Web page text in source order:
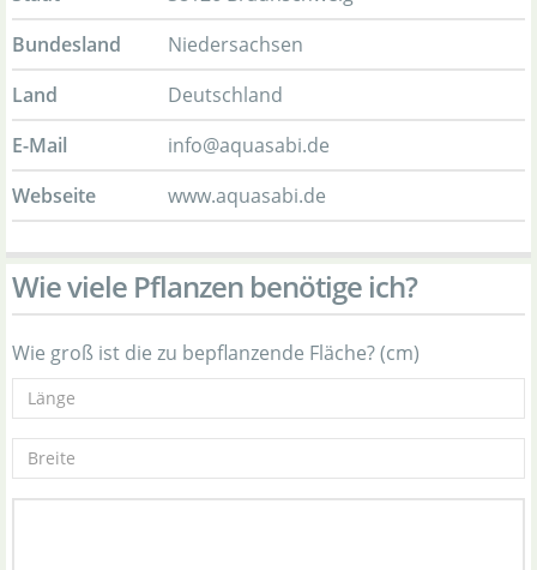
Bundesland
Niedersachsen
Land
Deutschland
E-Mail
info@aquasabi.de
Webseite
www.aquasabi.de
Wie viele Pflanzen benötige ich?
Wie groß ist die zu bepflanzende Fläche? (cm)